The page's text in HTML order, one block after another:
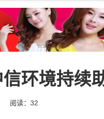
环境持续
阅读：32